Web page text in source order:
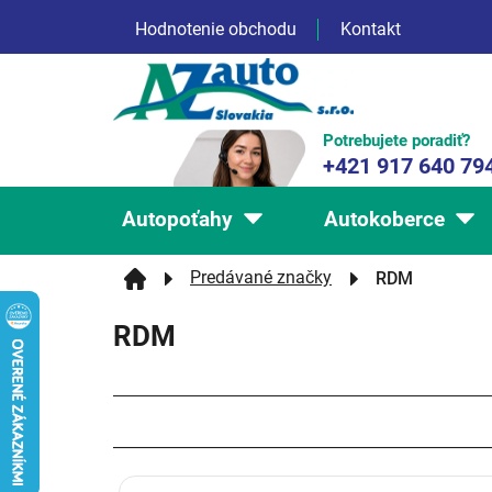
obsah
Hodnotenie obchodu Kontakt
Potrebujete poradiť?
+421 917 640
Autopoťahy Autokoberce
Predávané značky RDM
RDM
V